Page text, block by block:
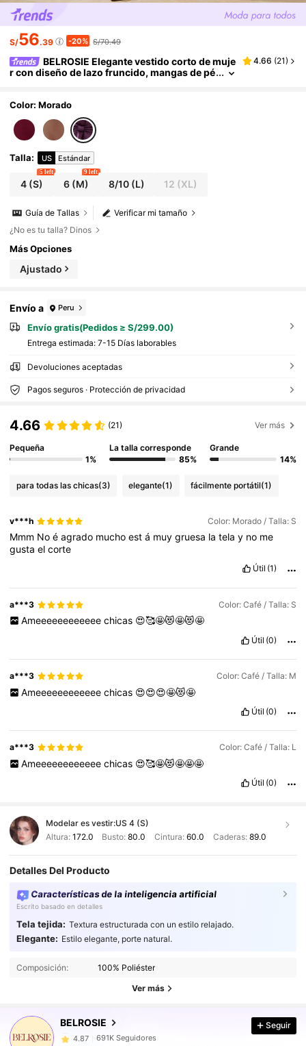
S/56.39 -20% S/70.49
BELROSIE Elegante vestido corto de muje
r con diseño de lazo fruncido, mangas de pé
4.66 (21)
Color: Morado
Talla: US Estándar
4 (S)
5 left
6 (M)
9 left
8/10(L) 12 (XL)
Verificar mi tamaño
Guía de Tallas
¿No es tu talla? Dinos
Más Opciones
Ajustado
Envío a Peru
Envío gratis(Pedidos ≥ S/299.00)
Entrega estimada: 7-15 Días laborables
Devoluciones aceptadas
Pagos seguros · Protección de privacidad
4.66 (21) Ver más
Pequeña
1%
La talla corresponde
85%
Grande
14%
para todas las chicas(3) elegante(1) fácilmente portátil(1)
v***h Color: Morado / Talla: S
Mmm Noéagrado muchoestá muygruesa latelay no me
gustaelcorte
Útil (1)
a***3 Color: Café / Talla: S
Ameeeeeeeeeeee chicas 😍🥰🤩😻🤩😻🤩
Útil (0)
a***3 Color: Café / Talla: M
Ameeeeeeeeeeee chicas 😍😍😍🤩😻🤩
Útil (0)
a***3 Color: Café / Talla: L
Ameeeeeeeeeeee chicas 😍🥰🤩😻🤩🤩🤩
Útil (0)
Modelar es vestir:US 4 (S)
Altura: 172.0 Busto:80.0 Cintura: 60.0 Caderas: 89.0
Detalles Del Producto
Características de la inteligencia artificial
Escrito basado en detalles
Tela tejida: Textura estructurada con un estilo relajado.
Elegante: Estilo elegante, porte natural.
Composición: 100% Poliéster
Ver más
BELROSIE
691K Seguidores
4.87
691K Seguidores
e***a
pagóHace 1 día
Seguir